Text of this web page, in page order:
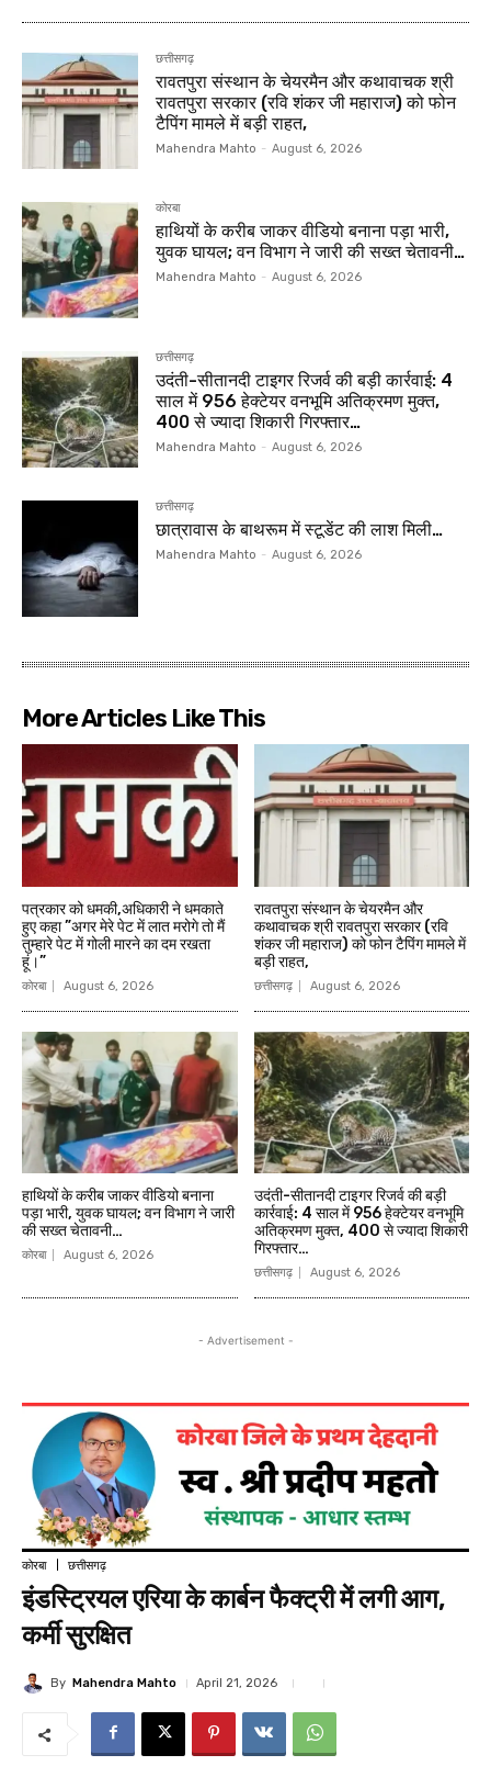
छत्तीसगढ़
रावतपुरा संस्थान के चेयरमैन और कथावाचक श्री
रावतपुरा सरकार (रवि शंकर जी महाराज) को फोन
टैपिंग मामले में बड़ी राहत,
Mahendra Mahto - August 6, 2026
कोरबा
हाथियों के करीब जाकर वीडियो बनाना पड़ा भारी,
युवक घायल; वन विभाग ने जारी की सख्त चेतावनी…
Mahendra Mahto - August 6, 2026
छत्तीसगढ़
उदंती-सीतानदी टाइगर रिजर्व की बड़ी कार्रवाई: 4
साल में 956 हेक्टेयर वनभूमि अतिक्रमण मुक्त,
400 से ज्यादा शिकारी गिरफ्तार…
Mahendra Mahto - August 6, 2026
छत्तीसगढ़
छात्रावास के बाथरूम में स्टूडेंट की लाश मिली…
Mahendra Mahto - August 6, 2026
More Articles Like This
पत्रकार को धमकी,अधिकारी ने धमकाते
हुए कहा ”अगर मेरे पेट में लात मरोगे तो मैं
तुम्हारे पेट में गोली मारने का दम रखता
हूं।”
कोरबा August 6, 2026
रावतपुरा संस्थान के चेयरमैन और
कथावाचक श्री रावतपुरा सरकार (रवि
शंकर जी महाराज) को फोन टैपिंग मामले में
बड़ी राहत,
छत्तीसगढ़ August 6, 2026
हाथियों के करीब जाकर वीडियो बनाना
पड़ा भारी, युवक घायल; वन विभाग ने जारी
की सख्त चेतावनी…
कोरबा August 6, 2026
उदंती-सीतानदी टाइगर रिजर्व की बड़ी
कार्रवाई: 4 साल में 956 हेक्टेयर वनभूमि
अतिक्रमण मुक्त, 400 से ज्यादा शिकारी
गिरफ्तार…
छत्तीसगढ़ August 6, 2026
- Advertisement -